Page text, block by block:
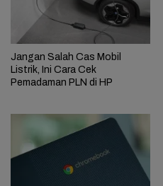
Jangan Salah Cas Mobil
Listrik, Ini Cara Cek
Pemadaman PLN di HP